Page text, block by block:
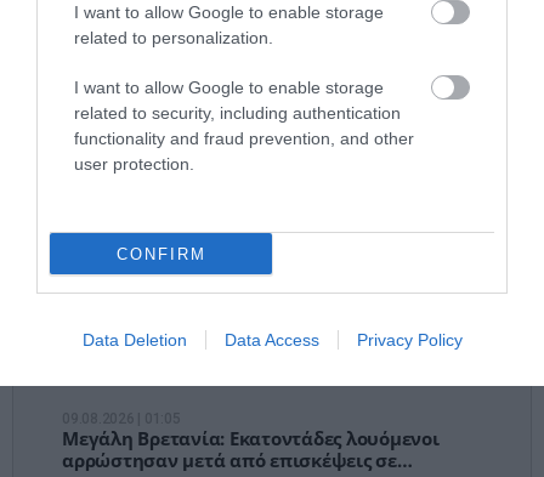
I want to allow Google to enable storage
related to personalization.
I want to allow Google to enable storage
related to security, including authentication
functionality and fraud prevention, and other
user protection.
CONFIRM
Data Deletion Data Access Privacy Policy
pagenews.gr:
είναι ήδη εδώ
– Τέλος στις
αναμονές των
30 min
Latest News
Γεωπολιτικά
Μεγάλη Βρετανία: Εκατοντάδες λουόμενοι
αρρώστησαν μετά από επισκέψεις σε